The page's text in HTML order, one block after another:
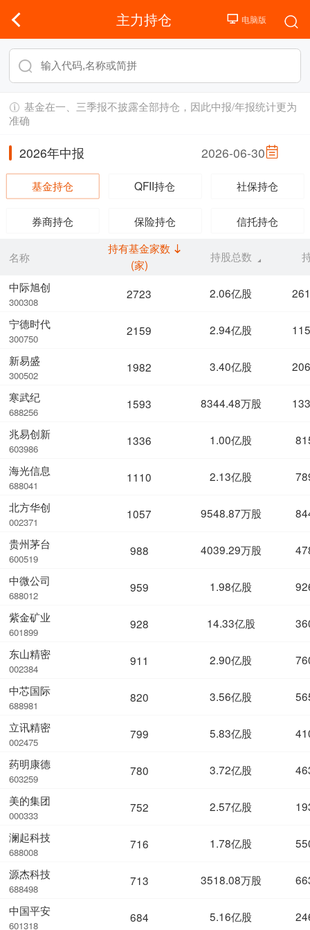
主力持仓
基金在一、三季报不披露全部持仓，因此中报/年报统计更为
准确
2026年中报 2026-06-30
基金持仓 QFII持仓 社保持仓
券商持仓 保险持仓 信托持仓
名称
中际旭创
300308
宁德时代
300750
新易盛
300502
寒武纪
688256
兆易创新
603986
海光信息
688041
北方华创
002371
贵州茅台
600519
中微公司
688012
紫金矿业
601899
东山精密
002384
中芯国际
688981
立讯精密
002475
药明康德
603259
美的集团
000333
澜起科技
688008
源杰科技
688498
中国平安
601318
持有基金家数
(家)
持股总数
2723 2.06亿股
2159 2.94亿股
1982 3.40亿股
1593 8344.48万股
1336 1.00亿股
1110 2.13亿股
1057 9548.87万股
988 4039.29万股
959 1.98亿股
928 14.33亿股
911 2.90亿股
820 3.56亿股
799 5.83亿股
780 3.72亿股
752 2.57亿股
716 1.78亿股
713 3518.08万股
684 5.16亿股